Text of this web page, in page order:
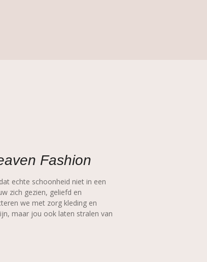
Fashion
echte schoonheid niet in een
zich gezien, geliefd en
we met zorg kleding en
maar jou ook laten stralen van